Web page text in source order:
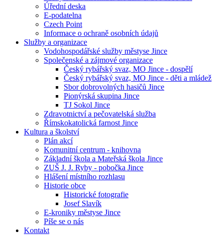
Úřední deska
E-podatelna
Czech Point
Informace o ochraně osobních údajů
Služby a organizace
Vodohospodářské služby městyse Jince
Společenské a zájmové organizace
Český rybářský svaz, MO Jince - dospělí
Český rybářský svaz, MO Jince - děti a mládež
Sbor dobrovolných hasičů Jince
Pionýrská skupina Jince
TJ Sokol Jince
Zdravotnictví a pečovatelská služba
Římskokatolická farnost Jince
Kultura a školství
Plán akcí
Komunitní centrum - knihovna
Základní škola a Mateřská škola Jince
ZUŠ J. J. Ryby - pobočka Jince
Hlášení místního rozhlasu
Historie obce
Historické fotografie
Josef Slavík
E-kroniky městyse Jince
Píše se o nás
Kontakt